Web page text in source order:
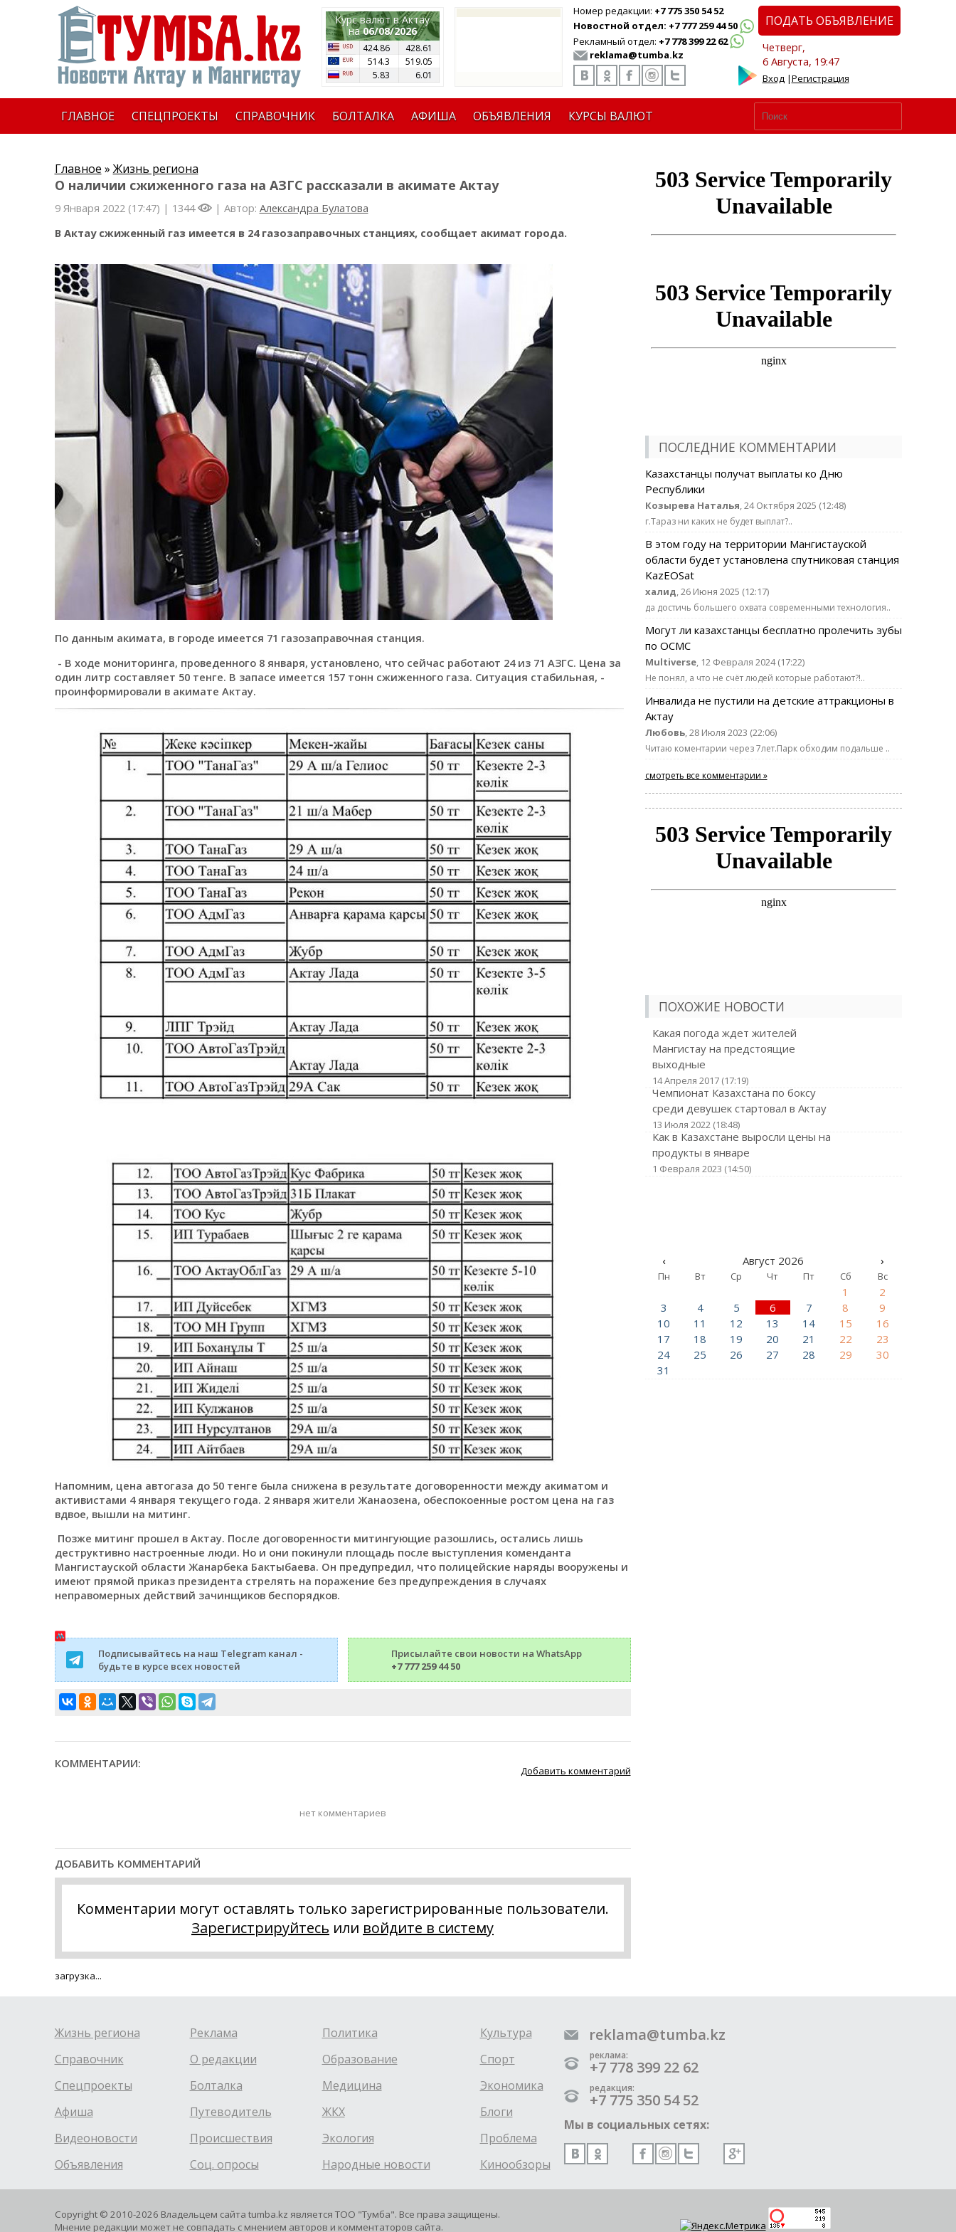
Курс валют в Актау
на06/08/2026
424.86
428.61
514.3
519.05
5.83
6.01
Номер редакции: +7 775 350 54 52
Новостной отдел: +7 777 259 44 50
Рекламный отдел: +7 778 399 22 62
reklama@tumba.kz
ПОДАТЬ ОБЪЯВЛЕНИЕ
Четверг,
6 Августа, 19:47
Вход|Регистрация
ГЛАВНОЕ СПЕЦПРОЕКТЫ СПРАВОЧНИК БОЛТАЛКА АФИША ОБЪЯВЛЕНИЯ КУРСЫ ВАЛЮТ
Главное » Жизнь региона
О наличии сжиженного газа на АЗГС рассказали в акимате Актау
9 Января 2022 (17:47) | 1344 | Автор: Александра Булатова
В Актау сжиженный газ имеется в 24 газозаправочных станциях, сообщает акимат города.
По данным акимата, в городе имеется 71 газозаправочная станция.
- В ходе мониторинга, проведенного 8 января, установлено, что сейчас работают 24 из 71 АЗГС. Цена за
один литр составляет 50 тенге. В запасе имеется 157 тонн сжиженного газа. Ситуация стабильная, -
проинформировали в акимате Актау.
Напомним, цена автогаза до 50 тенге была снижена в результате договоренности между акиматом и
активистами 4 января текущего года. 2 января жители Жанаозена, обеспокоенные ростом цена на газ
вдвое, вышли на митинг.
Позже митинг прошел в Актау. После договоренности митингующие разошлись, остались лишь
деструктивно настроенные люди. Но и они покинули площадь после выступления коменданта
Мангистауской области Жанарбека Бактыбаева. Он предупредил, что полицейские наряды вооружены и
имеют прямой приказ президента стрелять на поражение без предупреждения в случаях
неправомерных действий зачинщиков беспорядков.
Подписывайтесь на наш Telegram канал -
будьте в курсе всех новостей
Присылайте свои новости на WhatsApp
+7 777 259 44 50
КОММЕНТАРИИ:
Добавить комментарий
нет комментариев
ДОБАВИТЬ КОММЕНТАРИЙ
Комментарии могут оставлять только зарегистрированные пользователи.
Зарегистрируйтесь или войдите в систему
загрузка...
ПОСЛЕДНИЕ КОММЕНТАРИИ
Казахстанцы получат выплаты ко Дню
Республики
Козырева Наталья, 24 Октября 2025 (12:48)
г.Тараз ни каких не будет выплат?..
В этом году на территории Мангистауской
области будет установлена спутниковая станция
KazEOSat
халид, 26 Июня 2025 (12:17)
да достичь большего охвата современными технология..
Могут ли казахстанцы бесплатно пролечить зубы
по ОСМС
Multiverse, 12 Февраля 2024 (17:22)
Не понял, а что не счёт людей которые работают?!..
Инвалида не пустили на детские аттракционы в
Актау
Любовь, 28 Июля 2023 (22:06)
Читаю коментарии через 7лет.Парк обходим подальше ..
смотреть все комментарии »
ПОХОЖИЕ НОВОСТИ
Какая погода ждет жителей
Мангистау на предстоящие
выходные
14 Апреля 2017 (17:19)
Чемпионат Казахстана по боксу
среди девушек стартовал в Актау
13 Июля 2022 (18:48)
Как в Казахстане выросли цены на
продукты в январе
1 Февраля 2023 (14:50)
‹ Август 2026 ›
Пн Вт Ср Чт Пт Сб Вс
1
2
3
4 5 6 7 8
9
10
11 12 13 14 15
16
17
18 19 20 21 22
23
24
25 26 27 28 29
30
31
Жизнь региона
Справочник
Спецпроекты
Афиша
Видеоновости
Объявления
Реклама
О редакции
Болталка
Путеводитель
Происшествия
Соц. опросы
Политика
Образование
Медицина
ЖКХ
Экология
Народные новости
Культура
Спорт
Экономика
Блоги
Проблема
Кинообзоры
reklama@tumba.kz
реклама:
+7 778 399 22 62
редакция:
+7 775 350 54 52
Мы в социальных сетях:
Copyright © 2010-2026 Владельцем сайта tumba.kz является ТОО "Тумба". Все права защищены.
Мнение редакции может не совпадать с мнением авторов и комментаторов сайта.